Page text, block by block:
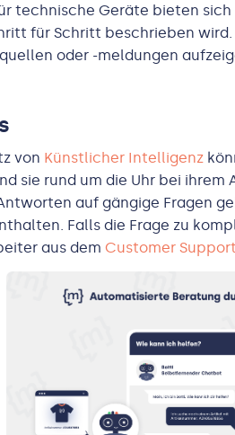
technische Geräte bieten
für Schritt beschrieben
oder -meldungen
von Künstlicher Intelligenz
sie rund um die Uhr bei
auf gängige Fragen
Falls die Frage zu
aus dem Customer Support